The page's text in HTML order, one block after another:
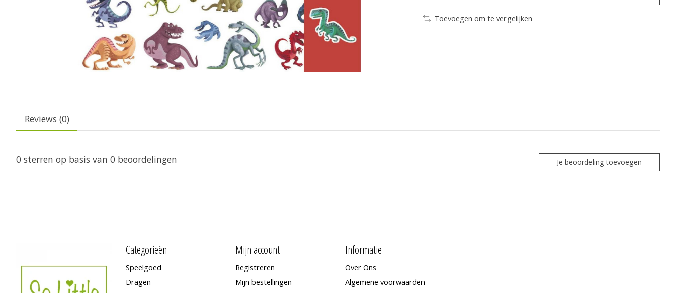
Toevoegen om te vergelijken
Reviews (0)
0 sterren op basis van 0 beoordelingen Je beoordeling toevoegen
Categorieën
Speelgoed
Dragen
Mijn account
Registreren
Mijn bestellingen
Informatie
Over Ons
Algemene voorwaarden